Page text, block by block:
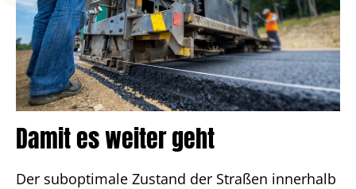
Damit es weiter geht
Der suboptimale Zustand der Straßen innerhalb